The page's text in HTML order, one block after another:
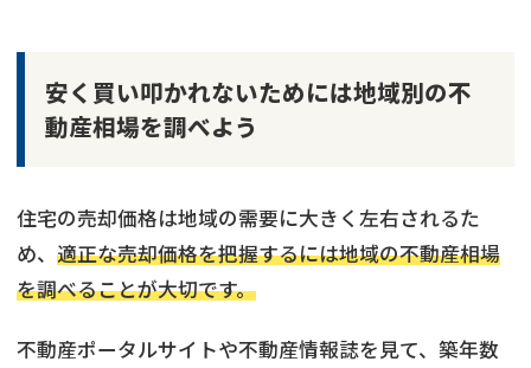
安く買い叩かれないためには地域別の不
動産相場を調べよう
住宅の売却価格は地域の需要に大きく左右されるた
め、 適正な売却価格を把握するには地域の不動産相場
を調べることが大切です。
不動産ポータルサイトや不動産情報誌を見て、築年数